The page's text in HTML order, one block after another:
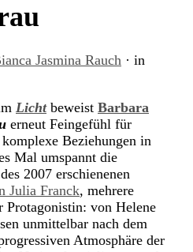
Jasmina Rauch · in
Lichtbeweist Barbara
erneut Feingefühl für
Beziehungen in
Mal umspannt die
2007 erschienenen
Julia Franck, mehrere
Protagonistin: von Helene
unmittelbar nach dem
Atmosphäre der